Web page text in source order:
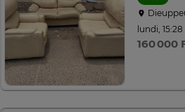
lundi, 15:28
160 000